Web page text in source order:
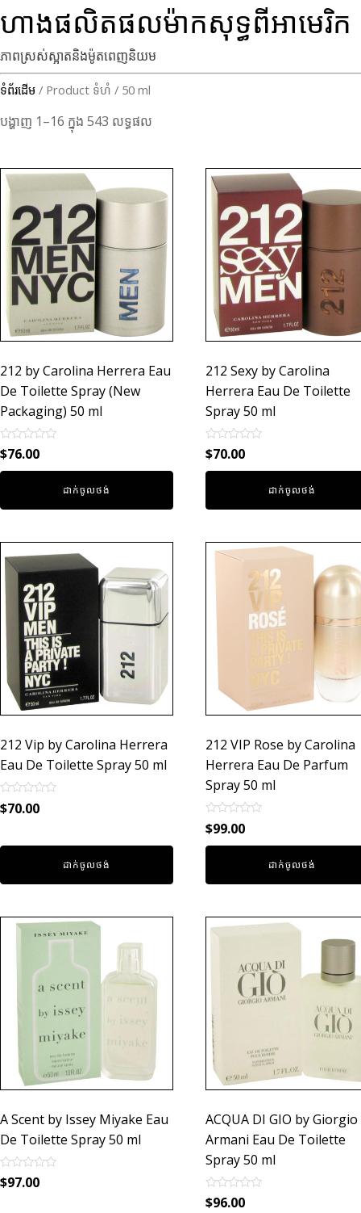
ហាងផលិតផលម៉ាកសុទ្ធពីអាមេរិក
ភាពស្រស់ស្អាតនិងម៉ូតពេញនិយម
ទំព័រដើម / Product ទំហំ / 50 ml
បង្ហាញ 1–16 ក្នុង 543 លទ្ធផល
212 by Carolina Herrera Eau
De Toilette Spray (New
Packaging) 50 ml
Rated
0
out
$76.00
ដាក់ចូលថង់
212 Sexy by Carolina
Herrera Eau De Toilette
Spray 50 ml
Rated
0
out
$70.00
ដាក់ចូលថង់
212 Vip by Carolina Herrera
Eau De Toilette Spray 50 ml
Rated
0
5
$70.00
ដាក់ចូលថង់
212 VIP Rose by Carolina
Herrera Eau De Parfum
Spray 50 ml
Rated
0
out
$99.00
ដាក់ចូលថង់
A Scent by Issey Miyake Eau
De Toilette Spray 50 ml
Rated
0
$97.00
ACQUA DI GIO by Giorgio
Armani Eau De Toilette
Spray 50 ml
Rated
0
$96.00